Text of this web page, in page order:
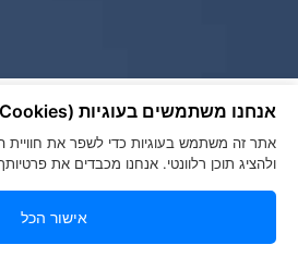
הצהרת נגישות|
אנחנו משתמשים בעוגיות (Cookies)
אתר זה משתמש בעוגיות כדי לשפר את
ולהציג תוכן רלוונטי. אנחנו מכבדים את
אישור הכל